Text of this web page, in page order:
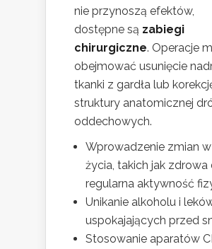
nie przynoszą efektów,
dostępne są zabiegi
chirurgiczne. Operacje
obejmować usunięcie
tkanki z gardła lub
struktury anatomicznej
oddechowych.
Wprowadzenie zmian
życia, takich jak zdrowa
regularna aktywność
Unikanie alkoholu i
uspokajających przed
Stosowanie aparatów